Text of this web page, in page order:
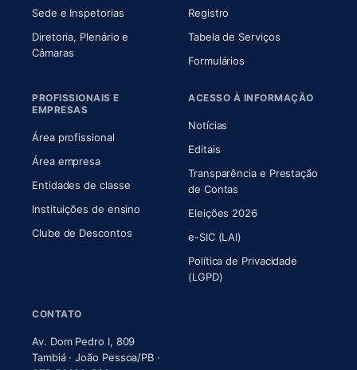
Sede e Inspetorias
Diretoria, Plenário e
Câmaras(abre em nova aba)
Registro
Tabela de Serviços
Formulários
PROFISSIONAIS E
EMPRESAS
Área profissional
Área empresa
Entidades de classe
Instituições de ensino
Clube de Descontos
ACESSO À INFORMAÇÃO
Notícias
Editais
Transparência e Prestação
de Contas
Eleições 2026
e-SIC (LAI)
Política de Privacidade
(LGPD)
CONTATO
Av. Dom Pedro I, 809
Tambiá · João Pessoa/PB ·